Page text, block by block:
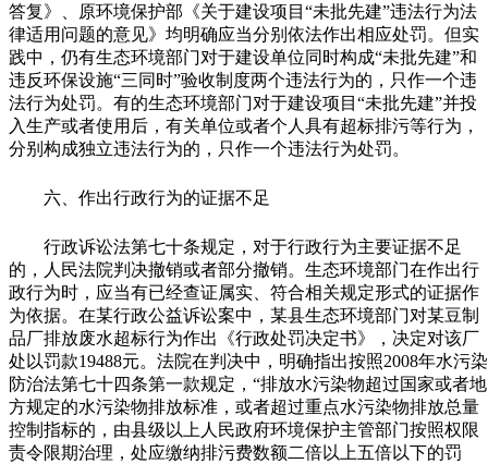
答复》、原环境保护部《关于建设项目“未批先建”违法行为法
律适用问题的意见》均明确应当分别依法作出相应处罚。但实
践中，仍有生态环境部门对于建设单位同时构成“未批先建”和
违反环保设施“三同时”验收制度两个违法行为的，只作一个违
法行为处罚。有的生态环境部门对于建设项目“未批先建”并投
入生产或者使用后，有关单位或者个人具有超标排污等行为，
分别构成独立违法行为的，只作一个违法行为处罚。
六、作出行政行为的证据不足
行政诉讼法第七十条规定，对于行政行为主要证据不足
的，人民法院判决撤销或者部分撤销。生态环境部门在作出行
政行为时，应当有已经查证属实、符合相关规定形式的证据作
为依据。在某行政公益诉讼案中，某县生态环境部门对某豆制
品厂排放废水超标行为作出《行政处罚决定书》，决定对该厂
处以罚款19488元。法院在判决中，明确指出按照2008年水污染
防治法第七十四条第一款规定，“排放水污染物超过国家或者地
方规定的水污染物排放标准，或者超过重点水污染物排放总量
控制指标的，由县级以上人民政府环境保护主管部门按照权限
责令限期治理，处应缴纳排污费数额二倍以上五倍以下的罚